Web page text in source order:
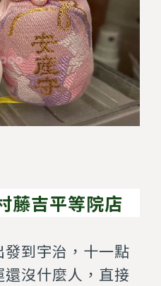
吉平等院店
到宇治，十一點
沒什麼人，直接